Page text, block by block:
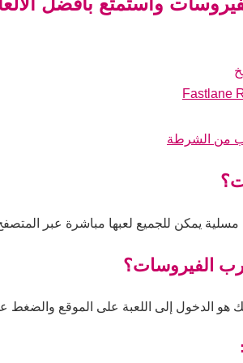
Fastlane
من الشرطة
يمكن للجميع لعبها مباشرة عبر
الفيروسات؟
الدخول إلى اللعبة على الموقع والضغط